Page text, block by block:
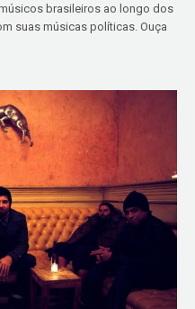
brasileiros ao longo dos
suas músicas políticas. Ouça